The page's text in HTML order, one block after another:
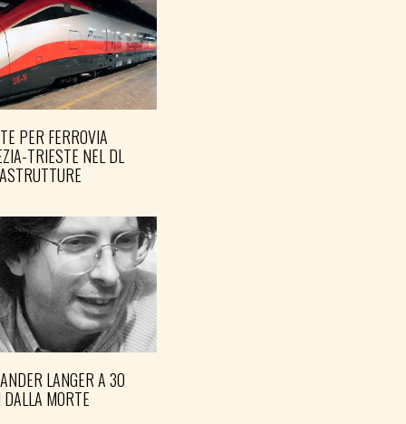
PER FERROVIA
TRIESTE NEL DL
LANGER A 30
MORTE